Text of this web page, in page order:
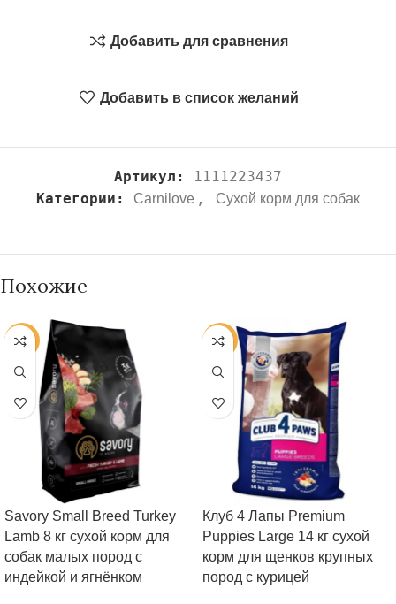
Добавить для сравнения
Добавить в список желаний
Артикул:
1111223437
Категории:
Carnilove , Сухой корм для собак
Похожие
-38%
Savory Small Breed Turkey
Lamb 8 кг сухой корм для
собак малых пород с
индейкой и ягнёнком
-19%
Клуб 4 Лапы Premium
Puppies Large 14 кг сухой
корм для щенков крупных
пород с курицей